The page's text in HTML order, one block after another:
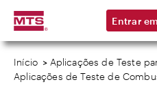
Entrar
Início > Aplicações de Teste
Aplicações de Teste de